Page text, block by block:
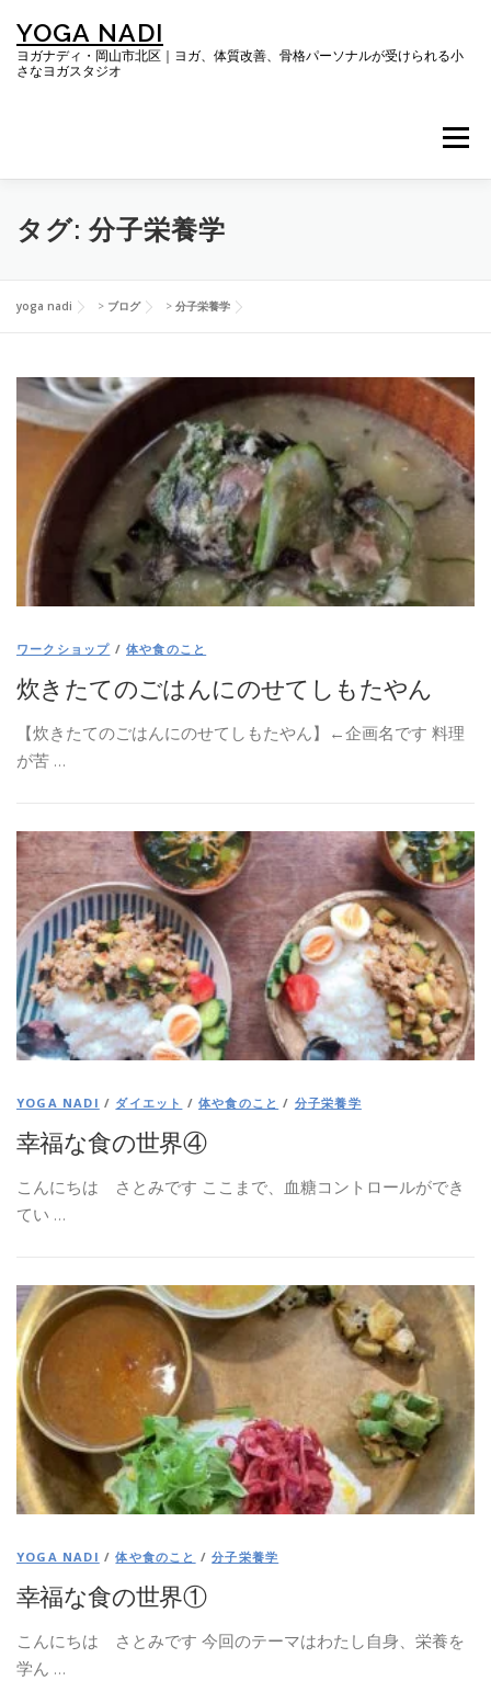
ッ
YOGA NADI
ヨガナディ・岡山市北区｜ヨガ、体質改善、骨格パーソナルが受けられる小
さなヨガスタジオ
メニュー
TOP ヨガレッスン
体質改善プログラム「RESYNC BODY」
キレイになる骨格パーソナルコース
ブログ SNS・お客さまの声 ご予約＆お問い合わせ
スタジオについて
タグ: 分子栄養学
yoga nadi > ブログ > 分子栄養学
ワークショップ /体や食のこと
炊きたてのごはんにのせてしもたやん
【炊きたてのごはんにのせてしもたやん】←企画名です 料理
が苦 …
YOGA NADI / ダイエット /体や食のこと / 分子栄養学
幸福な食の世界④
こんにちは さとみです ここまで、血糖コントロールができ
てい …
YOGA NADI /体や食のこと /分子栄養学
幸福な食の世界①
こんにちは さとみです 今回のテーマはわたし自身、栄養を
学ん …